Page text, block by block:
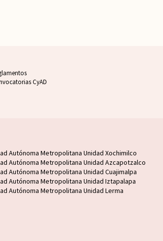
FAQ
CyAD
unidad
Autónoma Metropolitana Unidad Xochimilco
Autónoma Metropolitana Unidad Azcapotzalco
Autónoma Metropolitana Unidad Cuajimalpa
Autónoma Metropolitana Unidad Iztapalapa
Autónoma Metropolitana Unidad Lerma